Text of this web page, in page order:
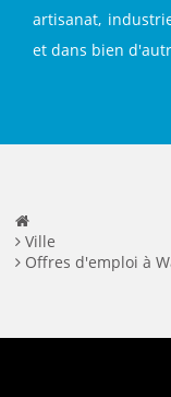
artisanat,
et dans bien
Ville
Offres d'emploi à